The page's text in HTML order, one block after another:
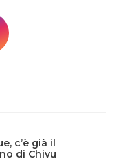
c’è già il
di Chivu